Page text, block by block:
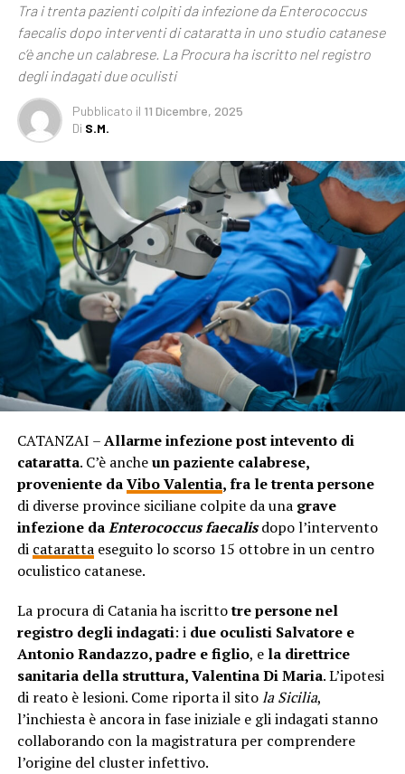
Tra i trenta pazienti colpiti da infezione da Enterococcus
faecalis dopo interventi di cataratta in uno studio catanese
c’è anche un calabrese. La Procura ha iscritto nel registro
degli indagati due oculisti
Pubblicato il 11 Dicembre, 2025
Di S.M.
CATANZAI –Allarme infezione post intevento di
cataratta. C’è ancheun paziente calabrese,
proveniente daVibo Valentia, fra le trenta persone
di diverse province siciliane colpite da una grave
infezione daEnterococcus faecalis dopo l’intervento
di catarattaeseguito lo scorso 15 ottobre in un centro
oculistico catanese.
La procura di Catania ha iscrittotre persone nel
registro degli indagati: i due oculisti Salvatore e
Antonio Randazzo, padre e figlio, ela direttrice
sanitaria della struttura, Valentina Di Maria. L’ipotesi
di reato è lesioni. Come riporta il sitola Sicilia,
l’inchiesta è ancora in fase iniziale e gli indagati stanno
collaborando con la magistratura per comprendere
l’origine del cluster infettivo.